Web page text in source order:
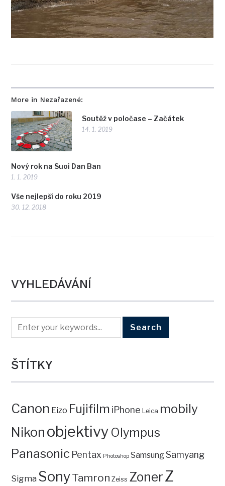
More in Nezařazené:
Soutěž v poločase – Začátek
14. 1. 2019
Nový rok na Suoi Dan Ban
1. 1. 2019
Vše nejlepší do roku 2019
30. 12. 2018
VYHLEDÁVÁNÍ
ŠTÍTKY
Canon Eizo Fujifilm iPhone Leica mobily
Nikon objektivy Olympus
Panasonic Pentax Photoshop SamsungSamyang
Sigma SonyTamron Zeiss ZonerZ